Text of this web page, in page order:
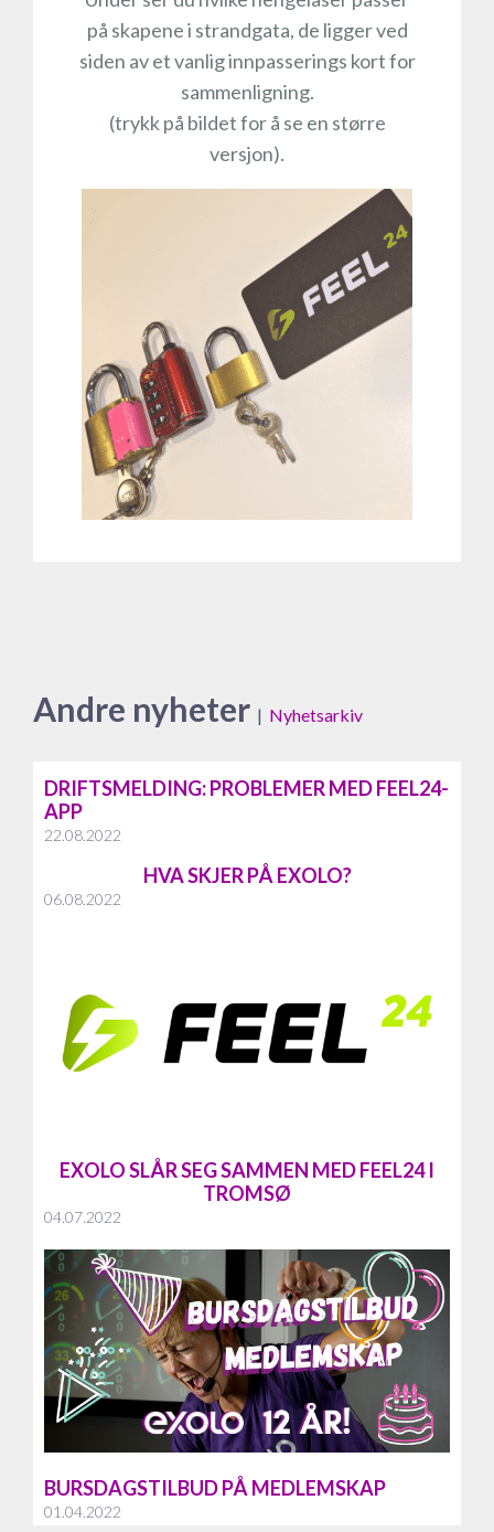
på skapene i strandgata, de ligger ved
siden av et vanlig innpasserings kort for
sammenligning.
(trykk på bildet for å se en større
versjon).
Andre nyheter | Nyhetsarkiv
DRIFTSMELDING: PROBLEMER MED FEEL24-
APP
22.08.2022
HVA SKJER PÅ EXOLO?
06.08.2022
EXOLO SLÅR SEG SAMMEN MED FEEL24 I
TROMSØ
04.07.2022
BURSDAGSTILBUD PÅ MEDLEMSKAP
01.04.2022